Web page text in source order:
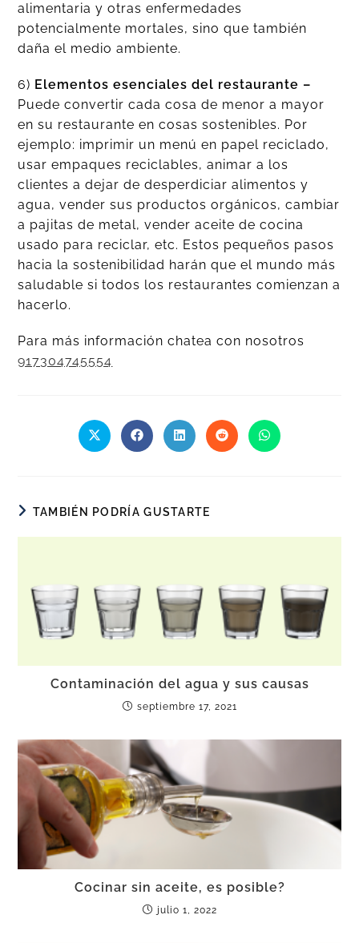
alimentaria y otras enfermedades
potencialmente mortales, sino que también
daña el medio ambiente.
6) Elementos esenciales del restaurante –
Puede convertir cada cosa de menor a mayor
en su restaurante en cosas sostenibles. Por
ejemplo: imprimir un menú en papel reciclado,
usar empaques reciclables, animar a los
clientes a dejar de desperdiciar alimentos y
agua, vender sus productos orgánicos, cambiar
a pajitas de metal, vender aceite de cocina
usado para reciclar, etc. Estos pequeños pasos
hacia la sostenibilidad harán que el mundo más
saludable si todos los restaurantes comienzan a
hacerlo.
Para más información chatea con nosotros
917304745554
TAMBIÉN PODRÍA GUSTARTE
Contaminación del agua y sus causas
septiembre 17, 2021
Cocinar sin aceite, es posible?
julio 1, 2022